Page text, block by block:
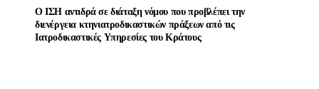
Ο ΙΣΗ αντιδρά σε διάταξη νόμου που προβλέπει την
διενέργεια κτηνιατροδικαστικών πράξεων από τις
Ιατροδικαστικές Υπηρεσίες του Κράτους